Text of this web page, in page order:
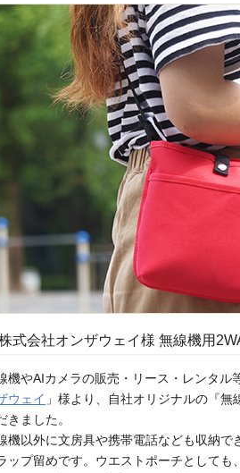
式会社オンザウェイ様 無線機用
機やAIカメラの販売・リース・レンタル
ウェイ 」様より、自社オリジナルの『
きました。
機以外に文房具や携帯電話なども収納で
ップ留めです。ウエストポーチとしても